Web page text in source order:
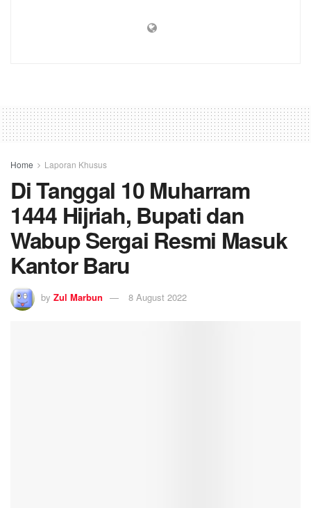
Home Laporan Khusus
Di Tanggal 10 Muharram
1444 Hijriah, Bupati dan
Wabup Sergai Resmi Masuk
Kantor Baru
by Zul Marbun 8 August 2022